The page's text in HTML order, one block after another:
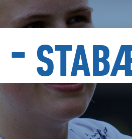
-